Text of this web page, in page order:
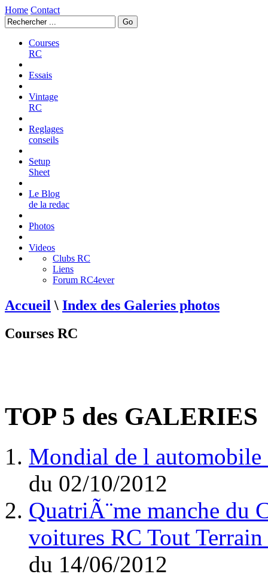
Home Contact
Courses
RC
Essais
Vintage
RC
Reglages
conseils
Setup
Sheet
Le Blog
de la redac
Photos
Videos
Clubs RC
Liens
Forum RC4ever
Accueil \ Index des Galeries photos
Courses RC
TOP 5 des GALERIES
Mondial de l automobile
du 02/10/2012
QuatriÃ¨me manche du
voitures RC Tout
du 14/06/2012